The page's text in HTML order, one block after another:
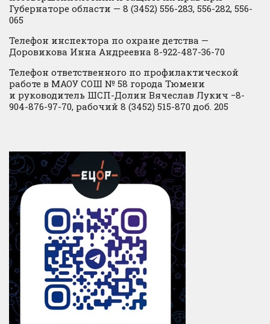
Губернаторе области — 8 (3452) 556-283, 556-282, 556-
065
Телефон инспектора по охране детства —
Доровикова Инна Андреевна 8-922-487-36-70
Телефон ответственного по профилактической
работе в МАОУ СОШ № 58 города Тюмени
и руководитель ШСП-Долин Вячеслав Лукич −8-
904-876-97-70, рабочий 8 (3452) 515-870 доб. 205